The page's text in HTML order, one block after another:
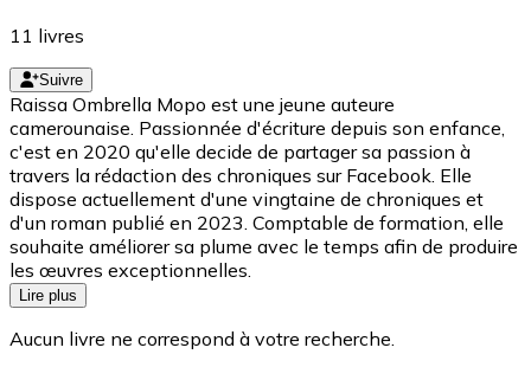
11 livres
Suivre
Raissa Ombrella Mopo est une jeune auteure
camerounaise. Passionnée d'écriture depuis son enfance,
c'est en 2020 qu'elle decide de partager sa passion à
travers la rédaction des chroniques sur Facebook. Elle
dispose actuellement d'une vingtaine de chroniques et
d'un roman publié en 2023. Comptable de formation, elle
souhaite améliorer sa plume avec le temps afin de produire
les œuvres exceptionnelles.
Lire plus
Aucun livre ne correspond à votre recherche.